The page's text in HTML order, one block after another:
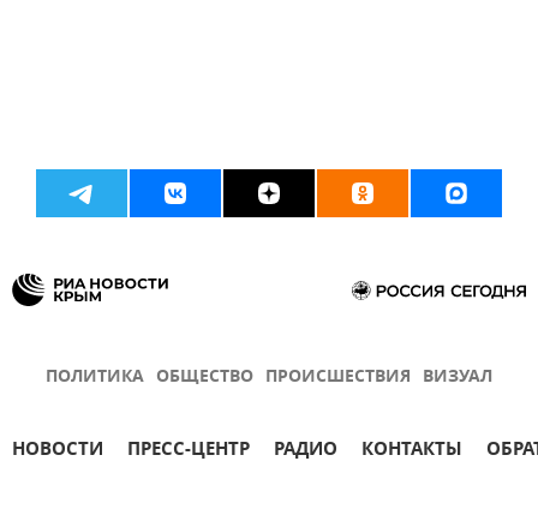
ПОЛИТИКА ОБЩЕСТВО ПРОИСШЕСТВИЯ ВИЗУАЛ
НОВОСТИ ПРЕСС-ЦЕНТР РАДИО КОНТАКТЫ